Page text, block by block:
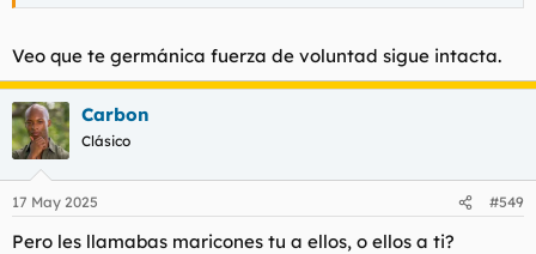
Veo que te germánica fuerza de voluntad sigue intacta.
Carbon
Clásico
17 May 2025 #549
Pero les llamabas maricones tu a ellos, o ellos a ti?